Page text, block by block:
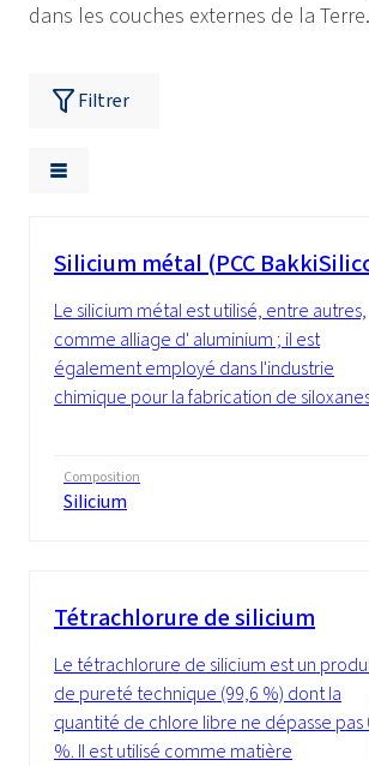
dans les couches externes de la Terre.
Filtrer
Silicium métal (PCC
Le silicium métal est utilisé, entre autres,
comme alliage d' aluminium ; il est
également employé dans l'industrie
chimique pour la fabrication de
Composition
Silicium
Tétrachlorure de silicium
Le tétrachlorure de silicium est un
de pureté technique (99,6 %) dont la
quantité de chlore libre ne dépasse pas
%. Il est utilisé comme matière